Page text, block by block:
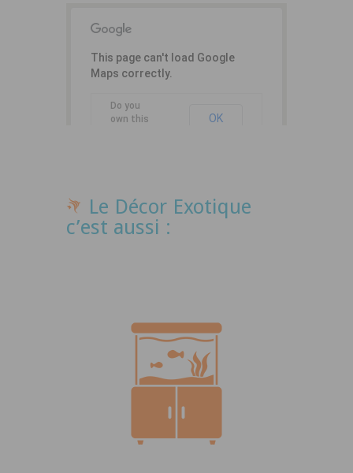
This page can't load Google
Maps correctly.
Do you
own this
OK
Le Décor Exotique
c’est aussi :